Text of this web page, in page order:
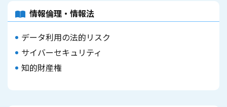
情報倫理・情報法
データ利用の法的リスク
サイバーセキュリティ
知的財産権